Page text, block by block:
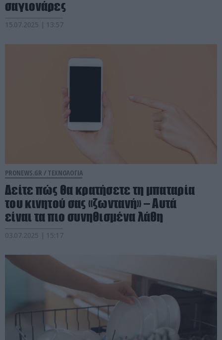
σαγιονάρες
15.07.2025 | 13:57
PRONEWS.GR / ΤΕΧΝΟΛΟΓΙΑ
Δείτε πώς θα κρατήσετε τη μπαταρία
του κινητού σας «ζωντανή» – Αυτά
είναι τα πιο συνηθισμένα λάθη
03.07.2025 | 15:17